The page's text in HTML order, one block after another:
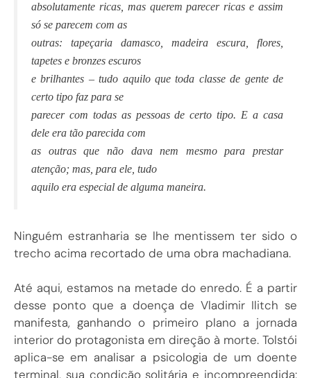
absolutamente ricas, mas querem parecer ricas e assim
só se parecem com as
outras: tapeçaria damasco, madeira escura, flores,
tapetes e bronzes escuros
e brilhantes – tudo aquilo que toda classe de gente de
certo tipo faz para se
parecer com todas as pessoas de certo tipo. E a casa
dele era tão parecida com
as outras que não dava nem mesmo para prestar
atenção; mas, para ele, tudo
aquilo era especial de alguma maneira.
Ninguém estranharia se lhe mentissem ter sido o
trecho acima recortado de uma obra machadiana.
Até aqui, estamos na metade do enredo. É a partir
desse ponto que a doença de Vladimir Ilitch se
manifesta, ganhando o primeiro plano a jornada
interior do protagonista em direção à morte. Tolstói
aplica-se em analisar a psicologia de um doente
terminal, sua condição solitária e incompreendida: